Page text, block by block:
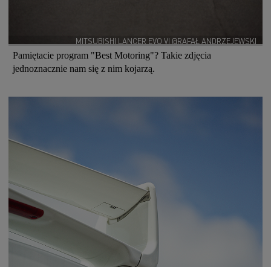
MITSUBISHI LANCER EVO VI @RAFAŁ ANDRZEJEWSKI
Pamiętacie program "Best Motoring"? Takie zdjęcia
jednoznacznie nam się z nim kojarzą.